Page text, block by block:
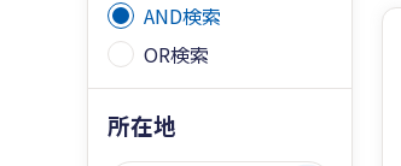
AND検索
OR検索
所在地